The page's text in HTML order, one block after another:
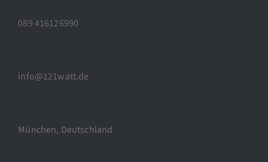
089 416126990
info@121watt.de
München, Deutschland